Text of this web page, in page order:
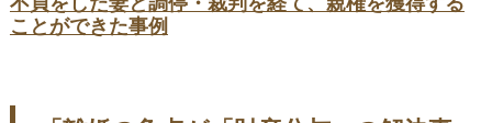
ことができた事例